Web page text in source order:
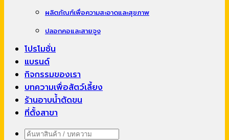
ผลิตภัณฑ์เพื่อความสะอาดและสุขภาพ
ปลอกคอและสายจูง
โปรโมชั่น
แบรนด์
กิจกรรมของเรา
บทความเพื่อสัตว์เลี้ยง
ร้านอาบน้ำตัดขน
ที่ตั้งสาขา
ค้นหา: